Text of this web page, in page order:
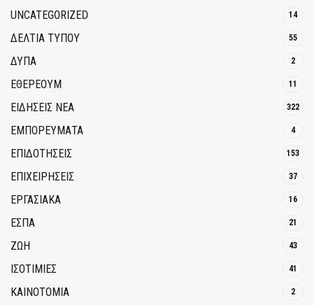
UNCATEGORIZED 14
ΔΕΛΤΙΑ ΤΥΠΟΥ 55
ΔΥΠΑ 2
ΕΘΈΡΕΟΥΜ 11
ΕΙΔΗΣΕΙΣ ΝΕΑ 322
ΕΜΠΟΡΕΥΜΑΤΑ 4
ΕΠΙΔΟΤΗΣΕΙΣ 153
ΕΠΙΧΕΙΡΗΣΕΙΣ 37
ΕΡΓΑΣΙΑΚΑ 16
ΕΣΠΑ 21
ΖΩΗ 43
ΙΣΟΤΙΜΙΕΣ 41
ΚΑΙΝΟΤΟΜΊΑ 2